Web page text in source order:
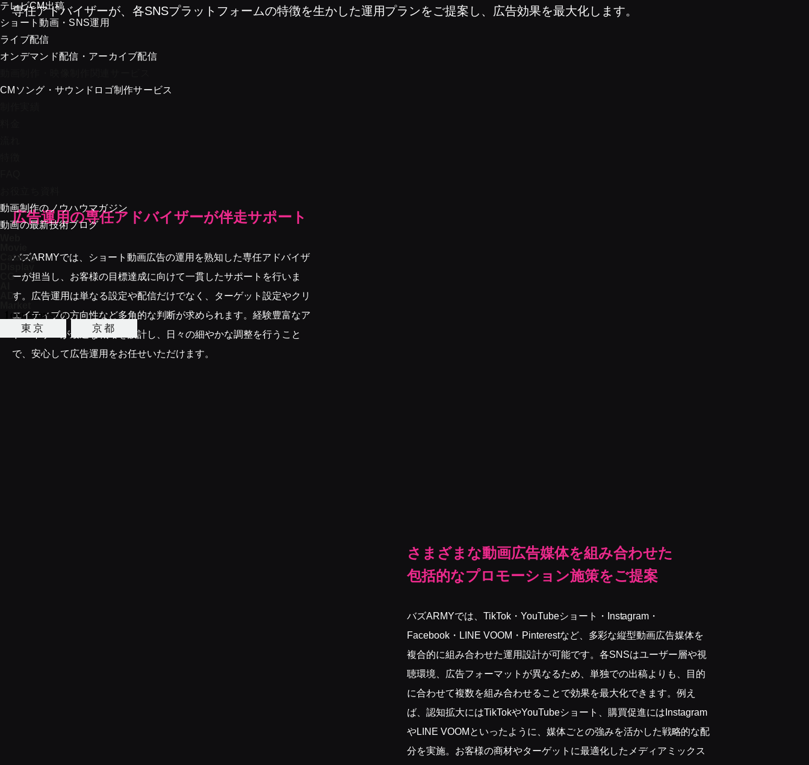
テレビCM出稿
ショート動画・SNS運用
ライブ配信
オンデマンド配信・アーカイブ配信
CMソング・サウンドロゴ制作サービス
動画制作のノウハウマガジン
動画の最新技術ブログ
Catalog
CG
AD
東京 京都
専任アドバイザーが、各SNSプラットフォームの特徴を生かした運用プランをご提案し、広告効果を最大化します。
広告運用の専任アドバイザーが伴走サポート
バズARMYでは、ショート動画広告の運用を熟知した専任アドバイザ
ーが担当し、お客様の目標達成に向けて一貫したサポートを行いま
す。広告運用は単なる設定や配信だけでなく、ターゲット設定やクリ
エイティブの方向性など多角的な判断が求められます。経験豊富なア
ドバイザーが最適な戦略を設計し、日々の細やかな調整を行うこと
で、安心して広告運用をお任せいただけます。
さまざまな動画広告媒体を組み合わせた
包括的なプロモーション施策をご提案
バズARMYでは、TikTok・YouTubeショート・Instagram・
Facebook・LINE VOOM・Pinterestなど、多彩な縦型動画広告媒体を
複合的に組み合わせた運用設計が可能です。各SNSはユーザー層や視
聴環境、広告フォーマットが異なるため、単独での出稿よりも、目的
に合わせて複数を組み合わせることで効果を最大化できます。例え
ば、認知拡大にはTikTokやYouTubeショート、購買促進にはInstagram
やLINE VOOMといったように、媒体ごとの強みを活かした戦略的な配
分を実施。お客様の商材やターゲットに最適化したメディアミックス